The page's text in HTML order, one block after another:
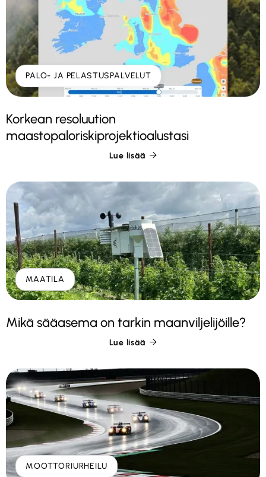
PALO- JA PELASTUSPALVELUT
Korkean resoluution
maastopaloriskiprojektioalustasi
Lue lisää 
MAATILA
Mikä sääasema on tarkin maanviljelijöille?
Lue lisää 
MOOTTORIURHEILU